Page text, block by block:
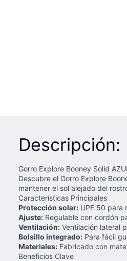
Descripción:
Gorro Explore Booney Solid
Descubre el Gorro Explore
mantener el sol alejado del
Características Principales
Protección solar: UPF 50 para
Ajuste: Regulable con cordón
Ventilación: Ventilación lateral
Bolsillo integrado: Para fácil
Materiales: Fabricado con
Beneficios Clave